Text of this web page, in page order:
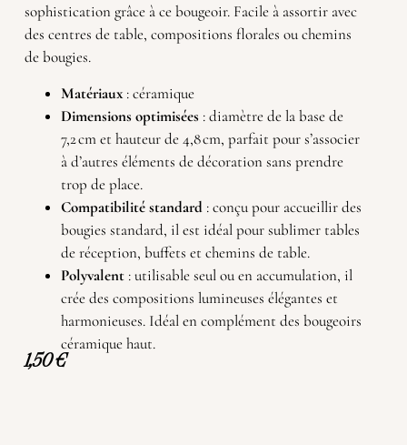
sophistication grâce à ce bougeoir. Facile à assortir avec
des centres de table, compositions florales ou chemins
de bougies.
Matériaux: céramique
Dimensions optimisées : diamètre de la base de
7,2 cm et hauteur de 4,8 cm, parfait pour s’associer
à d’autres éléments de décoration sans prendre
trop de place.
Compatibilité standard: conçu pour accueillir des
bougies standard, il est idéal pour sublimer tables
de réception, buffets et chemins de table.
Polyvalent: utilisable seul ou en accumulation, il
crée des compositions lumineuses élégantes et
harmonieuses. Idéal en complément des bougeoirs
céramique haut.
1,50€